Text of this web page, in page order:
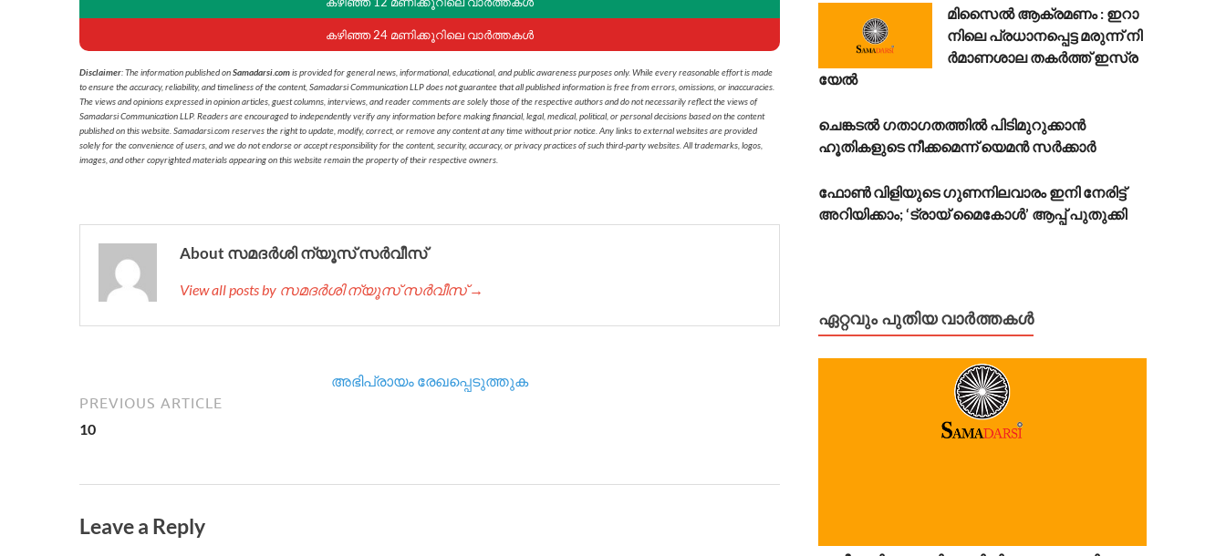
കഴിഞ്ഞ 24 മണിക്കൂറിലെ വാർത്തകൾ
Disclaimer: The information published onSamadarsi.comis provided for general news, informational, educational, and public awareness purposes only. While every reasonable effort is made
to ensure the accuracy, reliability, and timeliness of the content, Samadarsi Communication LLP does not guarantee that all published information is free from errors, omissions, or inaccuracies.
The views and opinions expressed in opinion articles, guest columns, interviews, and reader comments are solely those of the respective authors and do not necessarily reflect the views of
Samadarsi Communication LLP. Readers are encouraged to independently verify any information before making financial, legal, medical, political, or personal decisions based on the content
published on this website. Samadarsi.com reserves the right to update, modify, correct, or remove any content at any time without prior notice. Any links to external websites are provided
solely for the convenience of users, and we do not endorse or accept responsibility for the content, security, accuracy, or privacy practices of such third-party websites. All trademarks, logos,
images, and other copyrighted materials appearing on this website remain the property of their respective owners.
About സമദർശി ന്യൂസ് സർവീസ്
View all posts by സമദർശി ന്യൂസ് സർവീസ് →
അഭിപ്രായം രേഖപ്പെടുത്തുക
PREVIOUS ARTICLE
10
Leave a Reply
മി​സൈ​ൽ ആ​ക്ര​മ​ണം : ഇ​റാ​
നി​ലെ പ്ര​ധാ​ന​പ്പെ​ട്ട മ​രു​ന്ന് നി​
ര്‍​മാ​ണ​ശാ​ല ത​ക​ർ​ത്ത് ഇ​സ്ര​
യേ​ൽ
ചെങ്കടൽ ഗതാഗതത്തിൽ പിടിമുറുക്കാൻ
ഹൂതികളുടെ നീക്കമെന്ന് യെമൻ സർക്കാർ
ഫോൺ വിളിയുടെ ഗുണനിലവാരം ഇനി നേരിട്ട്
അറിയിക്കാം; ‘ട്രായ് മൈകോൾ’ ആപ്പ് പുതുക്കി
ഏറ്റവും പുതിയ വാർത്തകൾ